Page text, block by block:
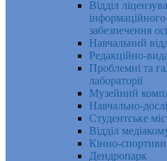
Відділ
інформаційного
забезпечення
Навчальний
Редакційно-
Проблемні та
лабораторії
Музейний
Навчально-
Студентське
Відділ
Кінно-
Дендропарк